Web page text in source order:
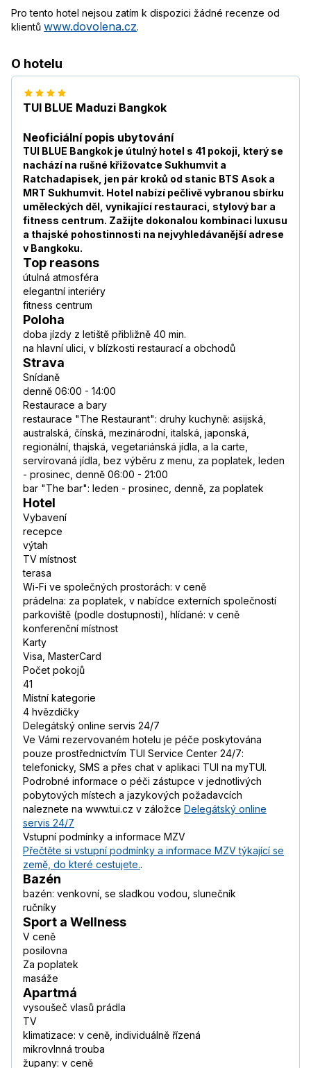
Pro tento hotel nejsou zatím k dispozici žádné recenze od
klientů www.dovolena.cz.
O hotelu
TUI BLUE Maduzi Bangkok
Neoficiální popis ubytování
TUI BLUE Bangkok je útulný hotel s 41 pokoji, který se
nachází na rušné křižovatce Sukhumvit a
Ratchadapisek, jen pár kroků od stanic BTS Asok a
MRT Sukhumvit. Hotel nabízí pečlivě vybranou sbírku
uměleckých děl, vynikající restauraci, stylový bar a
fitness centrum. Zažijte dokonalou kombinaci luxusu
a thajské pohostinnosti na nejvyhledávanější adrese
v Bangkoku.
Top reasons
útulná atmosféra
elegantní interiéry
fitness centrum
Poloha
doba jízdy z letiště přibližně 40 min.
na hlavní ulici, v blízkosti restaurací a obchodů
Strava
Snídaně
denně 06:00 - 14:00
Restaurace a bary
restaurace "The Restaurant": druhy kuchyně: asijská,
australská, čínská, mezinárodní, italská, japonská,
regionální, thajská, vegetariánská jídla, a la carte,
servírovaná jídla, bez výběru z menu, za poplatek, leden
- prosinec, denně 06:00 - 21:00
bar "The bar": leden - prosinec, denně, za poplatek
Hotel
Vybavení
recepce
výtah
TV místnost
terasa
Wi-Fi ve společných prostorách: v ceně
prádelna: za poplatek, v nabídce externích společností
parkoviště (podle dostupnosti), hlídané: v ceně
konferenční místnost
Karty
Visa, MasterCard
Počet pokojů
41
Místní kategorie
4 hvězdičky
Delegátský online servis 24/7
Ve Vámi rezervovaném hotelu je péče poskytována
pouze prostřednictvím TUI Service Center 24/7:
telefonicky, SMS a přes chat v aplikaci TUI na myTUI.
Podrobné informace o péči zástupce v jednotlivých
pobytových místech a jazykových požadavcích
naleznete na www.tui.cz v záložce Delegátský online
servis 24/7
Vstupní podmínky a informace MZV
Přečtěte si vstupní podmínky a informace MZV týkající se
země, do které cestujete..
Bazén
bazén: venkovní, se sladkou vodou, slunečník
ručníky
Sport a Wellness
V ceně
posilovna
Za poplatek
masáže
Apartmá
vysoušeč vlasů prádla
TV
klimatizace: v ceně, individuálně řízená
mikrovlnná trouba
župany: v ceně